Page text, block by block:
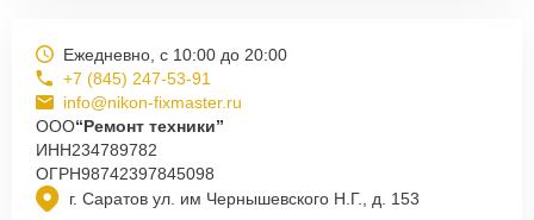
г. Саратов ул. им Чернышевского Н.Г., д. 153
Ежедневно, с 10:00 до 20:00
+7 (845) 247-53-91
info@nikon-fixmaster.ru
ООО“Ремонт техники”
ИНН234789782
ОГРН98742397845098